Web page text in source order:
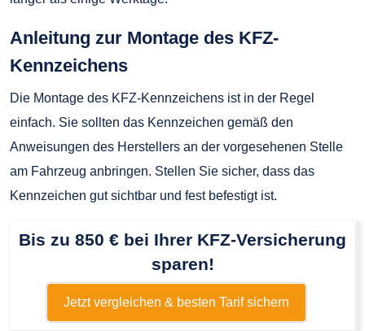
Anleitung zur Montage des KFZ-
Kennzeichens
Die Montage des KFZ-Kennzeichens ist in der Regel
einfach. Sie sollten das Kennzeichen gemäß den
Anweisungen des Herstellers an der vorgesehenen Stelle
am Fahrzeug anbringen. Stellen Sie sicher, dass das
Kennzeichen gut sichtbar und fest befestigt ist.
Bis zu 850 € bei Ihrer KFZ-Versicherung
sparen!
Jetzt vergleichen & besten Tarif sichern